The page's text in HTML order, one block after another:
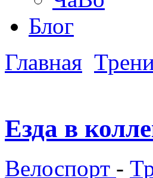
Блог
Главная
Езда в
Велоспорт -